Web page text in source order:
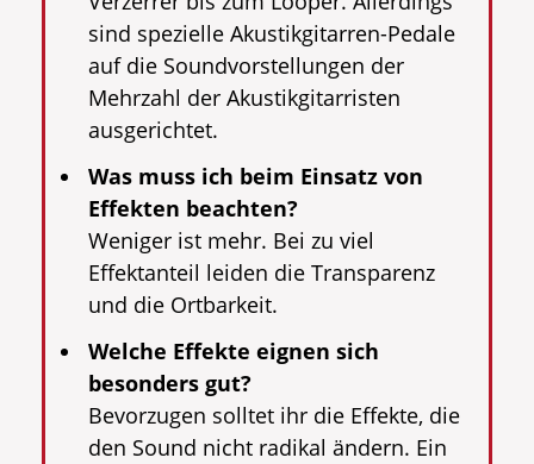
sind spezielle Akustikgitarren-Pedale
auf die Soundvorstellungen der
Mehrzahl der Akustikgitarristen
ausgerichtet.
Was muss ich beim Einsatz von
Effekten beachten?
Weniger ist mehr. Bei zu viel
Effektanteil leiden die Transparenz
und die Ortbarkeit.
Welche Effekte eignen sich
besonders gut?
Bevorzugen solltet ihr die Effekte, die
den Sound nicht radikal ändern. Ein